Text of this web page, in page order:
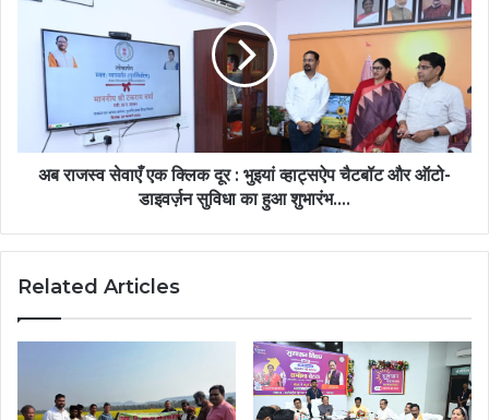
आर्शीवाद….
क्लिक
व्हाट्सऐप
चैटबॉट
का
अब राजस्व सेवाएँ एक क्लिक दूर : भुइयां व्हाट्सऐप चैटबॉट और ऑटो-
डाइवर्ज़न सुविधा का हुआ शुभारंभ….
Related Articles